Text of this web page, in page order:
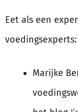
Eet als een
voedingsexperts:
Marijke